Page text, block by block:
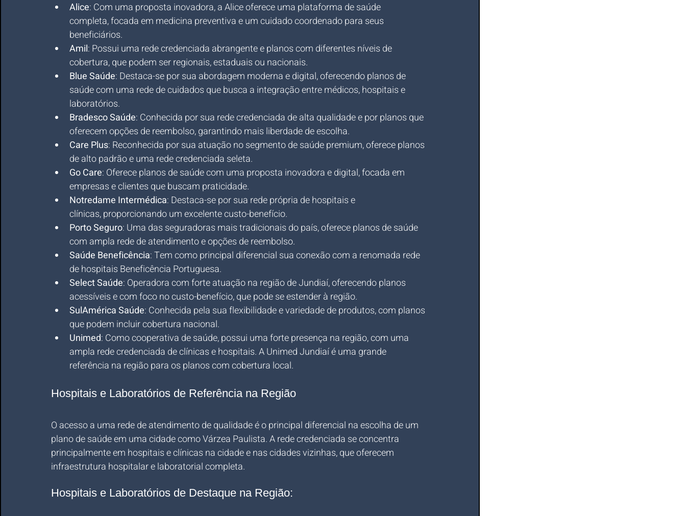
Alice: Com uma proposta inovadora, a Alice oferece uma plataforma de saúde
completa, focada em medicina preventiva e um cuidado coordenado para seus
beneficiários.
Amil: Possui uma rede credenciada abrangente e planos com diferentes níveis de
cobertura, que podem ser regionais, estaduais ou nacionais.
Blue Saúde: Destaca-se por sua abordagem moderna e digital, oferecendo planos de
saúde com uma rede de cuidados que busca a integração entre médicos, hospitais e
laboratórios.
Bradesco Saúde: Conhecida por sua rede credenciada de alta qualidade e por planos que
oferecem opções de reembolso, garantindo mais liberdade de escolha.
Care Plus: Reconhecida por sua atuação no segmento de saúde premium, oferece planos
de alto padrão e uma rede credenciada seleta.
Go Care: Oferece planos de saúde com uma proposta inovadora e digital, focada em
empresas e clientes que buscam praticidade.
Notredame Intermédica: Destaca-se por sua rede própria de hospitais e
clínicas, proporcionando um excelente custo-benefício.
Porto Seguro: Uma das seguradoras mais tradicionais do país, oferece planos de saúde
com ampla rede de atendimento e opções de reembolso.
Saúde Beneficência: Tem como principal diferencial sua conexão com a renomada rede
de hospitais Beneficência Portuguesa.
Select Saúde: Operadora com forte atuação na região de Jundiaí, oferecendo planos
acessíveis e com foco no custo-benefício, que pode se estender à região.
SulAmérica Saúde: Conhecida pela sua flexibilidade e variedade de produtos, com planos
que podem incluir cobertura nacional.
Unimed: Como cooperativa de saúde, possui uma forte presença na região, com uma
ampla rede credenciada de clínicas e hospitais. A Unimed Jundiaí é uma grande
referência na região para os planos com cobertura local.
Hospitais e Laboratórios de Referência na Região
O acesso a uma rede de atendimento de qualidade é o principal diferencial na escolha de um
plano de saúde em uma cidade como Várzea Paulista. A rede credenciada se concentra
principalmente em hospitais e clínicas na cidade e nas cidades vizinhas, que oferecem
infraestrutura hospitalar e laboratorial completa.
Hospitais e Laboratórios de Destaque na Região: